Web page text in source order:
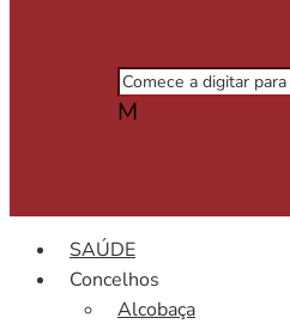
M
SAÚDE
Concelhos
Alcobaça